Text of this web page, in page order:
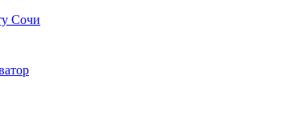
Сочи